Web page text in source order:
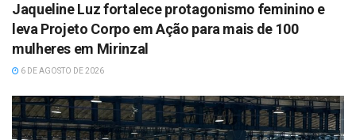
Jaqueline Luz fortalece protagonismo feminino e
leva Projeto Corpo em Ação para mais de 100
mulheres em Mirinzal
6 DE AGOSTO DE 2026